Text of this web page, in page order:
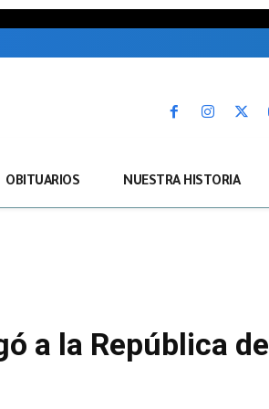
OBITUARIOS NUESTRA HISTORIA
a la República de